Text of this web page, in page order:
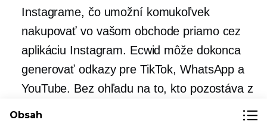
Instagrame, čo umožní komukoľvek
nakupovať vo vašom obchode priamo cez
aplikáciu Instagram. Ecwid môže dokonca
generovať odkazy pre TikTok, WhatsApp a
YouTube. Bez ohľadu na to, kto pozostáva z
Obsah